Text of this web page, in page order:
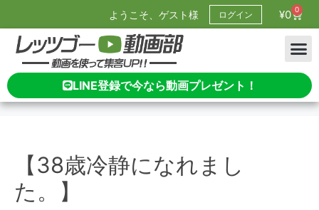
ようこそ、ゲスト様 ログイン ¥0 0
LINE登録で今なら動画プレゼント！
【38歳冷静になれまし
た。】